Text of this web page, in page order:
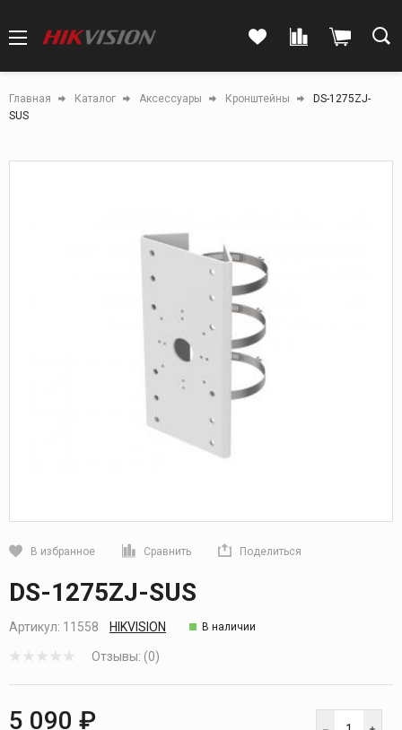
Главная Каталог Аксессуары Кронштейны
DS-1275ZJ-
SUS
В избранное Сравнить Поделиться
Кликните, чтобы скопировать прямую ссылку
DS-1275ZJ-SUS
Артикул: 11558 HIKVISION В наличии
Отзывы: (0)
5 090 ₽